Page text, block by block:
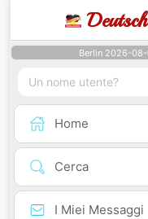
Deutsch
Berlin 2026-
Home
Cerca
I Miei Messaggi